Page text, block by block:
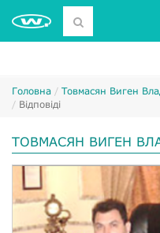
Головна
Товмасян Виген
Відповіді
ТОВМАСЯН ВИГЕН